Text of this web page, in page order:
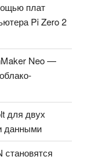
плат
Pi Zero 2
Neo —
для двух
данными